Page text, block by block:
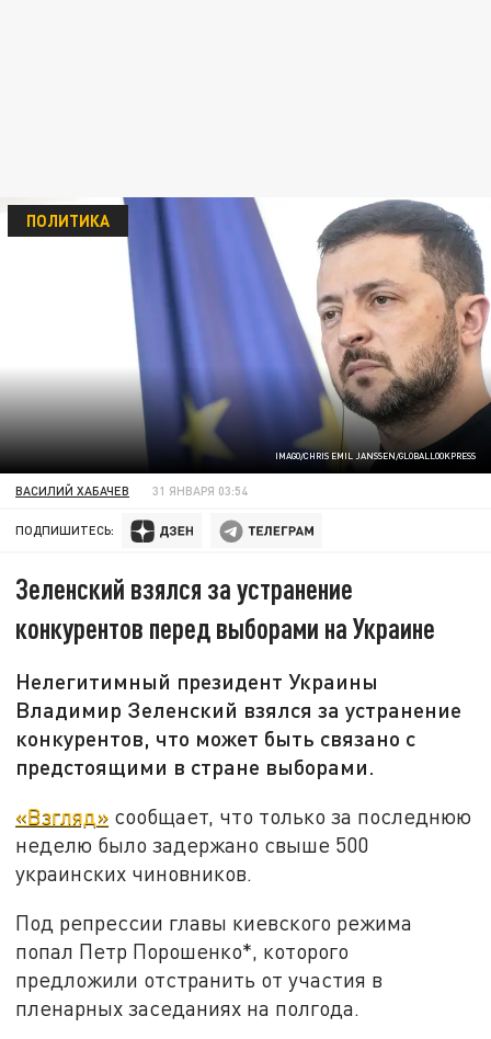
IMAGO/CHRIS EMIL JANSSEN/GLOBALLOOKPRESS
ПОЛИТИКА
ВАСИЛИЙ ХАБАЧЕВ 31 ЯНВАРЯ 03:54
ПОДПИШИТЕСЬ:
Зеленский взялся за устранение
конкурентов перед выборами на Украине
Нелегитимный президент Украины
Владимир Зеленский взялся за устранение
конкурентов, что может быть связано с
предстоящими в стране выборами.
«Взгляд» сообщает, что только за последнюю
неделю было задержано свыше 500
украинских чиновников.
Под репрессии главы киевского режима
попал Петр Порошенко*, которого
предложили отстранить от участия в
пленарных заседаниях на полгода.